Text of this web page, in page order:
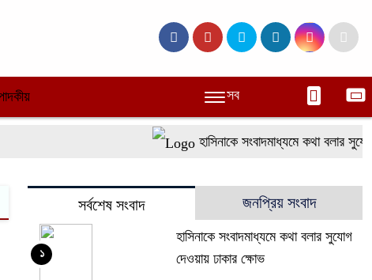
সব
হাসিনাকে সংবাদমাধ্যমে কথা বলার সুযোগ
সর্বশেষ সংবাদ জনপ্রিয় সংবাদ
হাসিনাকে সংবাদমাধ্যমে কথা বলার সুযোগ
দেওয়ায় ঢাকার ক্ষোভ
১